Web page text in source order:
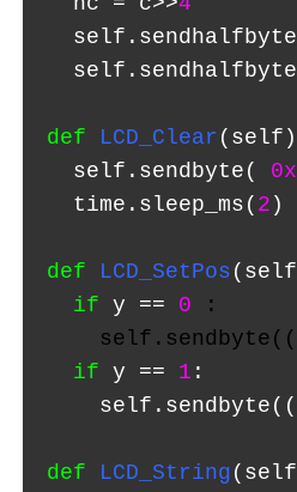
def LCD_Clear
  self.sendbyte(
  time.sleep_ms(
2 )
def LCD_SetPos
if y == 0 :
if y == 1 :
def LCD_String